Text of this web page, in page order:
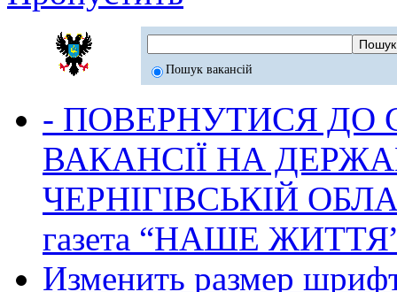
Пошук вакансій
- ПОВЕРНУТИСЯ ДО
ВАКАНСІЇ НА
ЧЕРНІГІВСЬКІЙ
газета “НАШЕ
Изменить размер